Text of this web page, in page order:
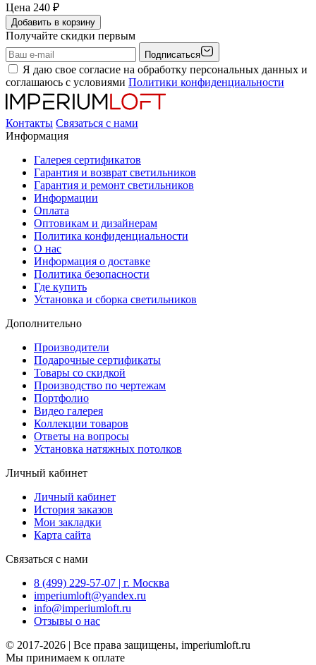
Цена 240 ₽
Добавить в корзину
Получайте скидки первым
Подписаться
Я даю свое согласие на обработку персональных данных и
соглашаюсь с условиями Политики конфиденциальности
Контакты Связаться с нами
Информация
Галерея сертификатов
Гарантия и возврат светильников
Гарантия и ремонт светильников
Информации
Оплата
Оптовикам и дизайнерам
Политика конфиденциальности
О нас
Информация о доставке
Политика безопасности
Где купить
Установка и сборка светильников
Дополнительно
Производители
Подарочные сертификаты
Товары со скидкой
Производство по чертежам
Портфолио
Видео галерея
Коллекции товаров
Ответы на вопросы
Установка натяжных потолков
Личный кабинет
Личный кабинет
История заказов
Мои закладки
Карта сайта
Связаться с нами
8 (499) 229-57-07 | г. Москва
imperiumloft@yandex.ru
info@imperiumloft.ru
Отзывы о нас
© 2017-2026 | Все права защищены, imperiumloft.ru
Мы принимаем к оплате